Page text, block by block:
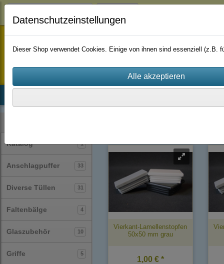
staufenbiel-berlin
Katalog 1
Anschlagpuffer 33
Diverse Tüllen 31
Faltenbälge 4
Glaszubehör 10
Griffe 5
Vierkant-Lamellenstopfen
50x50 mm grau
1,00 € *
Datenschutzeinstellungen
Dieser Shop verwendet Cookies. Einige von ihnen sind essenziell (z.B.